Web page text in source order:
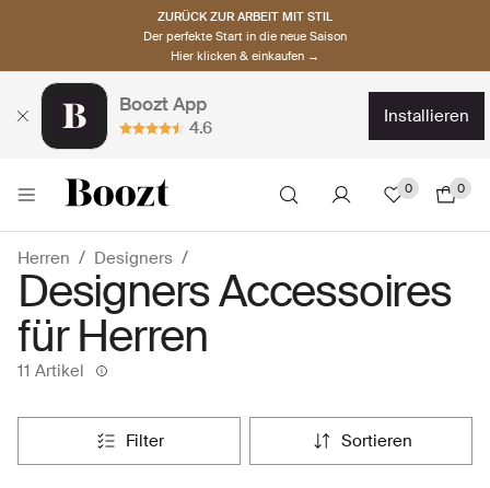
ZURÜCK ZUR ARBEIT MIT STIL
Der perfekte Start in die neue Saison
Hier klicken & einkaufen →
Boozt App
4.6
installieren
0 0
Herren Designers
Designers Accessoires
für Herren
11 Artikel
filter sortieren